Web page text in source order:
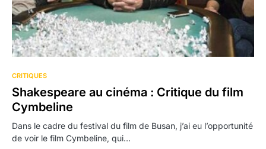
CRITIQUES
Shakespeare au cinéma : Critique du film
Cymbeline
Dans le cadre du festival du film de Busan, j’ai eu l’opportunité
de voir le film Cymbeline, qui…